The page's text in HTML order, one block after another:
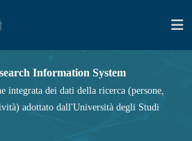
Information System
integrata dei dati della ricerca (persone,
adottato dall'Università degli Studi